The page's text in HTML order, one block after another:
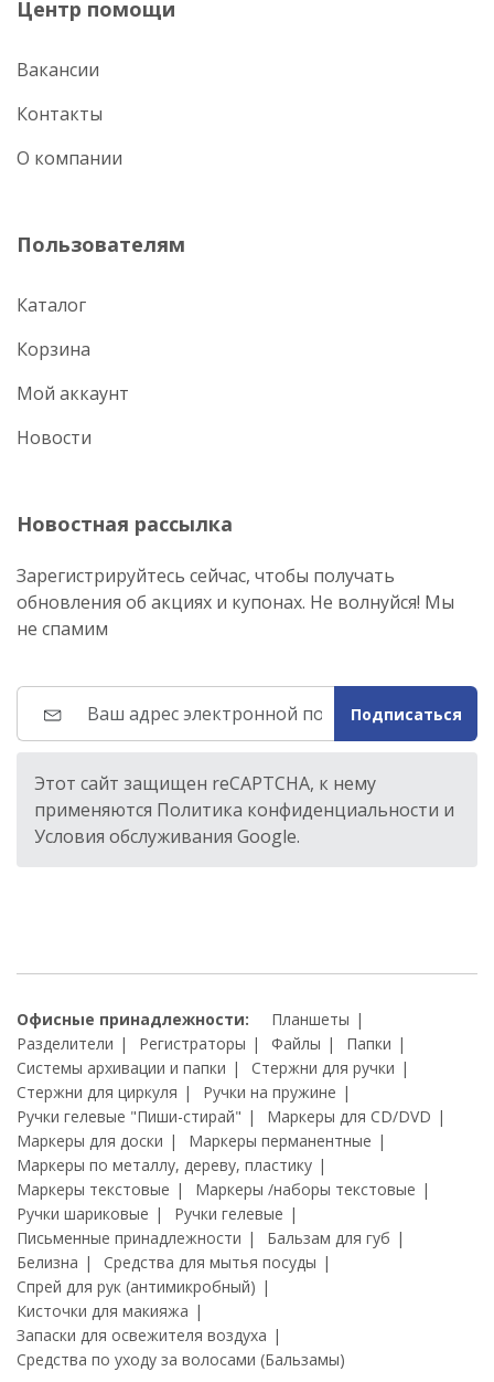
Центр помощи
Вакансии
Контакты
О компании
Пользователям
Каталог
Корзина
Мой аккаунт
Новости
Новостная рассылка
Зарегистрируйтесь сейчас, чтобы получать
обновления об акциях и купонах. Не волнуйся! Мы
не спамим
Подписаться
Этот сайт защищен reCAPTCHA, к нему
применяются Политика конфиденциальности и
Условия обслуживания Google.
Офисные принадлежности:
Планшеты
Разделители
Регистраторы Файлы
Папки
Системы архивации и папки
Стержни для ручки
Стержни для циркуля
Ручки на пружине
Ручки гелевые "Пиши-стирай"
Маркеры для CD/DVD
Маркеры для доски
Маркеры перманентные
Маркеры по металлу, дереву, пластику
Маркеры текстовые
Маркеры /наборы текстовые
Ручки шариковые
Ручки гелевые
Письменные принадлежности
Бальзам для губ
Белизна
Средства для мытья посуды
Спрей для рук (антимикробный)
Кисточки для макияжа
Запаски для освежителя воздуха
Средства по уходу за волосами (Бальзамы)